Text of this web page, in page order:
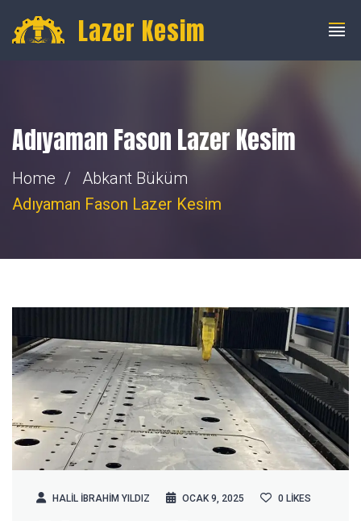
info@fibercnclazer.com
Lazer Kesim
Adıyaman Fason Lazer Kesim
Home
Abkant Büküm
Adıyaman Fason Lazer Kesim
HALIL IBRAHIM YILDIZ OCAK 9, 2025 0 LIKES